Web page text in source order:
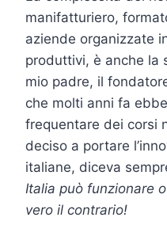
manifatturiero,
aziende organizzate
produttivi, è anche la
mio padre, il
che molti anni fa
frequentare dei corsi
deciso a portare
italiane, diceva
Italia può funzionare
vero il contrario!